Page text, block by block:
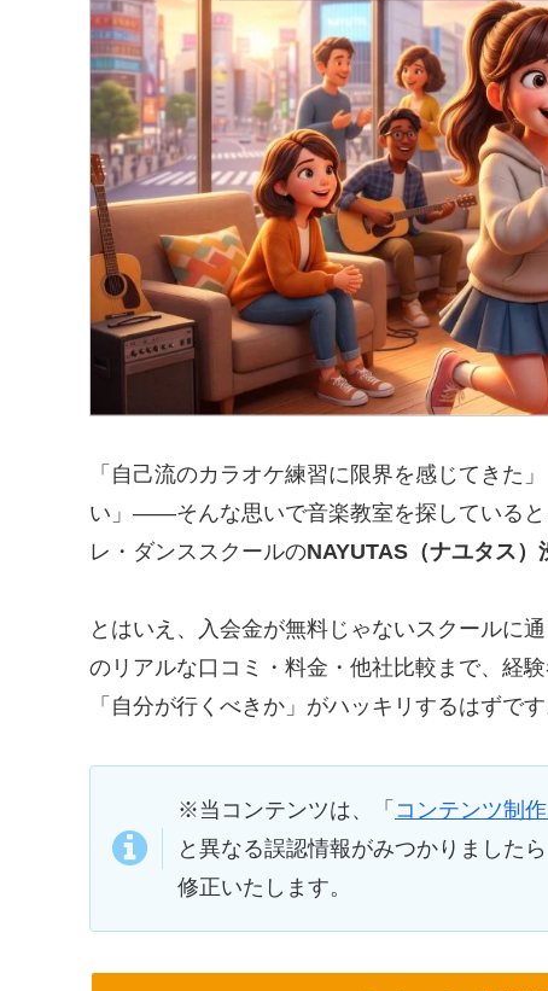
「自己流のカラオケ練習に限界を感じてきた
い」——そんな思いで音楽教室を探している
レ・ダンススクールのNAYUTAS（ナユタス）
とはいえ、入会金が無料じゃないスクールに
のリアルな口コミ・料金・他社比較まで、経
「自分が行くべきか」がハッキリするはずです
※当コンテンツは、「 コンテンツ制
と異なる誤認情報がみつかりましたら
修正いたします。